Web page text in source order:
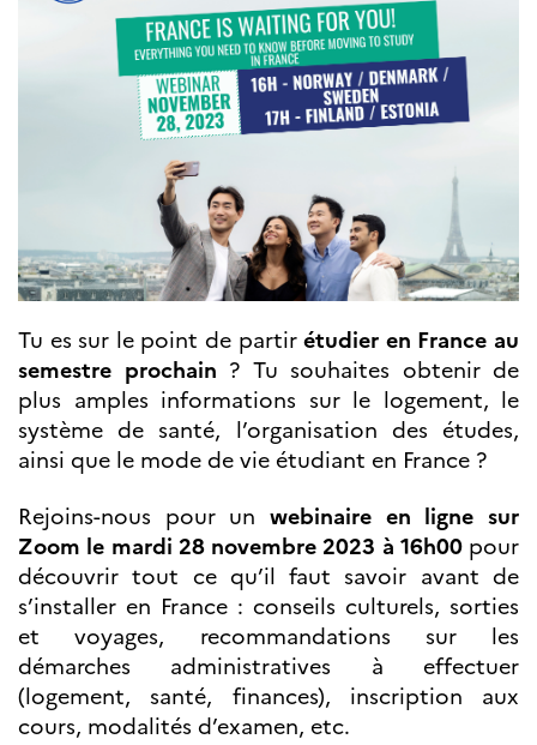
Septentrionales
ÉDUCATION ET
LANGUE
FRANÇAISE
Apprendre le
français en
France
Promotion de la
langue
française
Visite de classes
Certifications
Coopération
éducative
Lycées en France
norvégienne
Partenaires
Formation des
enseignants
Séminaires et
formations
Ressources
pédagogiques
Tu es sur le point de partirétudier en France au
semestre prochain ? Tu souhaites obtenir de
plus amples informations sur le logement, le
système de santé, l’organisation des études,
ainsi que le mode de vie étudiant en France ?
Rejoins-nous pour un webinaire en ligne sur
Zoom le mardi 28 novembre 2023 à 16h00pour
découvrir tout ce qu’il faut savoir avant de
s’installer en France : conseils culturels, sorties
et voyages, recommandations sur les
démarches administratives à effectuer
(logement, santé, finances), inscription aux
cours, modalités d’examen, etc.